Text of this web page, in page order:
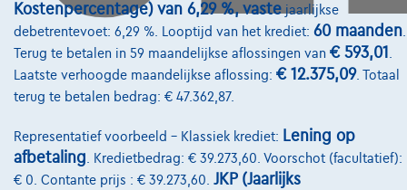
Kostenpercentage) van 6,29 %, vaste jaarlijkse
debetrentevoet: 6,29 %. Looptijd van het krediet: 60 maanden
Terug te betalen in 59 maandelijkse aflossingen van € 593,01
Laatste verhoogde maandelijkse aflossing: € 12.375,09. Totaal
terug te betalen bedrag: € 47.362,87.
Representatief voorbeeld – Klassiek krediet: Lening op
afbetaling. Kredietbedrag: € 39.273,60. Voorschot (facultatief):
€ 0. Contante prijs : € 39.273,60. JKP (Jaarlijks
Pechverhelping verzekering
Autoverzekering
Over Ons